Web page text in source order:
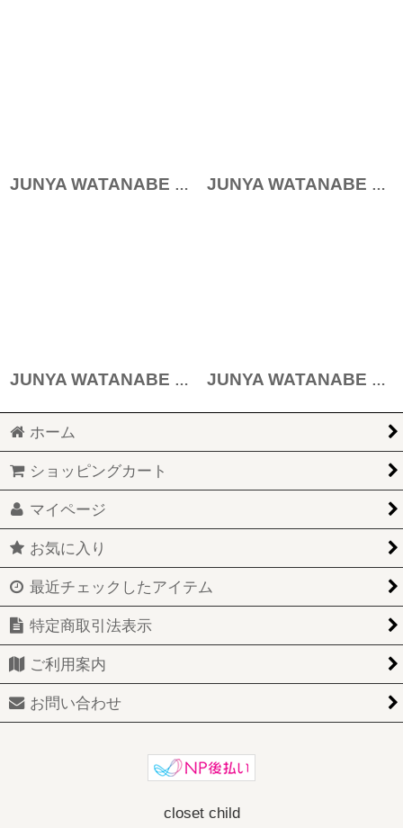
JUNYA WATANABE 中古 / 変形ジャケット M ブラック I-26-01-28-014-jc-HD-ZI JUNYA WATANABE MAN JKT/スタジャン T-22-12-09-026-JY-jc-IN-ZH
JUNYA WATANABE COMME des GARCONS / モッズコート T-20-10-16-001-JY-co-KT-ZH JUNYA WATANABE COMME des GARCONS / ダッフルコート T-20-10-16-009-JY-co-OD-ZH
ホーム
ショッピングカート
マイページ
お気に入り
最近チェックしたアイテム
特定商取引法表示
ご利用案内
お問い合わせ
closet child